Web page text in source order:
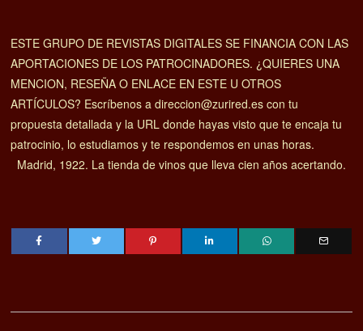
ESTE GRUPO DE REVISTAS DIGITALES SE FINANCIA CON LAS
APORTACIONES DE LOS PATROCINADORES. ¿QUIERES UNA
MENCION, RESEÑA O ENLACE EN ESTE U OTROS
ARTÍCULOS? Escríbenos a direccion@zurired.es con tu
propuesta detallada y la URL donde hayas visto que te encaja tu
patrocinio, lo estudiamos y te respondemos en unas horas.
Madrid, 1922. La tienda de vinos que lleva cien años acertando.